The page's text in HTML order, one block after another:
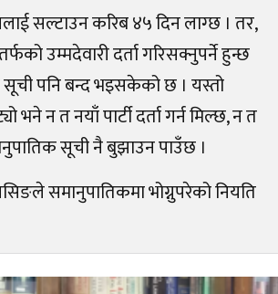
सल्टाउन करिब ४५ दिन लाग्छ । तर,
उम्मदेवारी दर्ता गरिसक्नुपर्ने हुन्छ
पनि बन्द भइसकेको छ । यस्तो
भने न त नयाँ पार्टी दर्ता गर्न मिल्छ, न त
सूची नै बुझाउन पाउँछ ।
समानुपातिकमा भोग्नुपरेको नियति